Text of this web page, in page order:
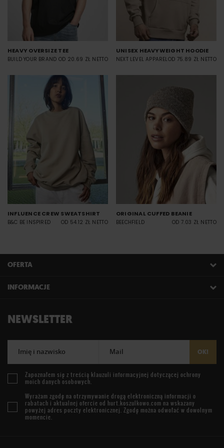
HEAVY OVERSIZE TEE
BUILD YOUR BRAND OD 20.69 ZŁ NETTO
UNISEX HEAVYWEIGHT HOODIE
NEXT LEVEL APPARELOD 75.89 ZŁ NETTO
INFLUENCE CREW SWEATSHIRT
B&C BE INSPIRED OD 54.12 ZŁ NETTO
ORIGINAL CUFFED BEANIE
BEECHFIELD OD 7.03 ZŁ NETTO
OFERTA
INFORMACJE
NEWSLETTER
Imię i nazwisko Mail OK!
Zapoznałem się z treścią klauzuli informacyjnej dotyczącej ochrony
moich danych osobowych.
Wyrażam zgodę na otrzymywanie drogą elektroniczną informacji o
rabatach i aktualnej ofercie od hurt.koszulkowo.com na wskazany
powyżej adres poczty elektronicznej. Zgodę można odwołać w dowolnym
momencie.